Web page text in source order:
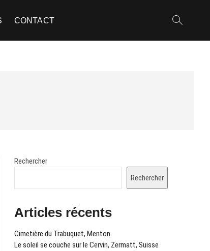
CONTACT
Rechercher
Rechercher
Articles récents
Cimetière du Trabuquet, Menton
Le soleil se couche sur le Cervin, Zermatt, Suisse